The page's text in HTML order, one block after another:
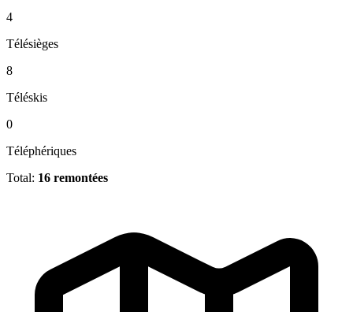
4
Télésièges
8
Téléskis
0
Téléphériques
Total: 16 remontées